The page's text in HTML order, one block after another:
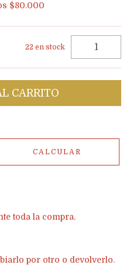
$80.000
22 en stock
CALCULAR
toda la compra.
por otro o devolverlo.